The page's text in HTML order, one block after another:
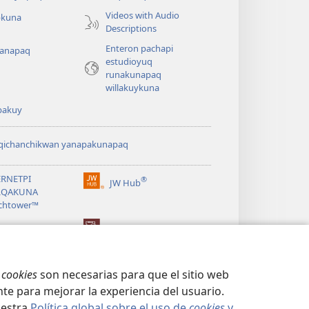
cookiesson necesarias para que el sitio web
para mejorar la experiencia del usuario.
Videos with Audio
Descriptions
Enteron pachapi
estudioyuq
runakunapaq
willakuykuna
yanapakunapaq
JW Hub®
(abre
ventana)Watchtower Library